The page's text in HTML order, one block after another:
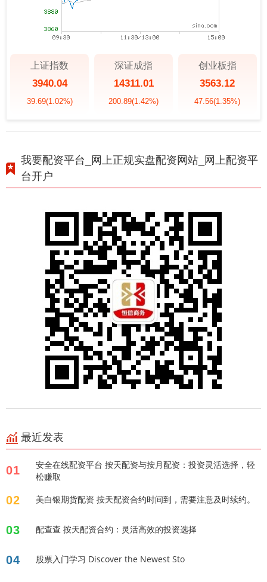
上证指数
3940.04
39.69(1.02%)
深证成指
14311.01
200.89(1.42%)
创业板指
3563.12
47.56(1.35%)
我要配资平台_网上正规实盘配资网站_网上配资平
台开户
最近发表
01
安全在线配资平台 按天配资与按月配资：投资灵活选择，轻
松赚取
02 美白银期货配资 按天配资合约时间到，需要注意及时续约。
03 配查查 按天配资合约：灵活高效的投资选择
04 股票入门学习 Discover the Newest Sto